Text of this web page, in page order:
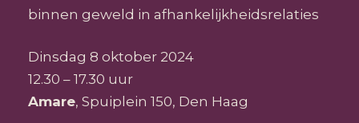
binnen geweld in afhankelijkheidsrelaties
Dinsdag 8 oktober 2024
12.30 – 17.30 uur
Amare, Spuiplein 150, Den Haag